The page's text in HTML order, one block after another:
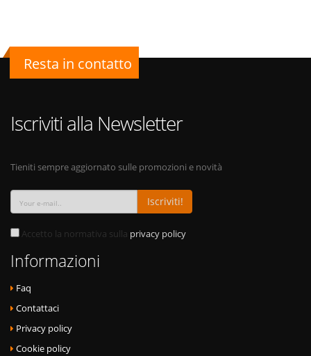
Resta in contatto
Iscriviti alla Newsletter
Tieniti sempre aggiornato sulle promozioni e novità
Iscriviti!
Accetto la normativa sulla privacy policy
Informazioni
Faq
Contattaci
Privacy policy
Cookie policy